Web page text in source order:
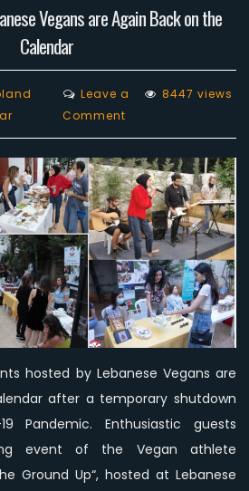
Vegans are Again Back on the
Calendar
Leave a
Commenton
Events
Hosted
by
Lebanese
Vegans
are
Again
Back
on
the
8447 views
hosted by Lebanese Vegans are
after a temporary shutdown
Pandemic. Enthusiastic guests
event of the Vegan athlete
Ground Up“, hosted at Lebanese